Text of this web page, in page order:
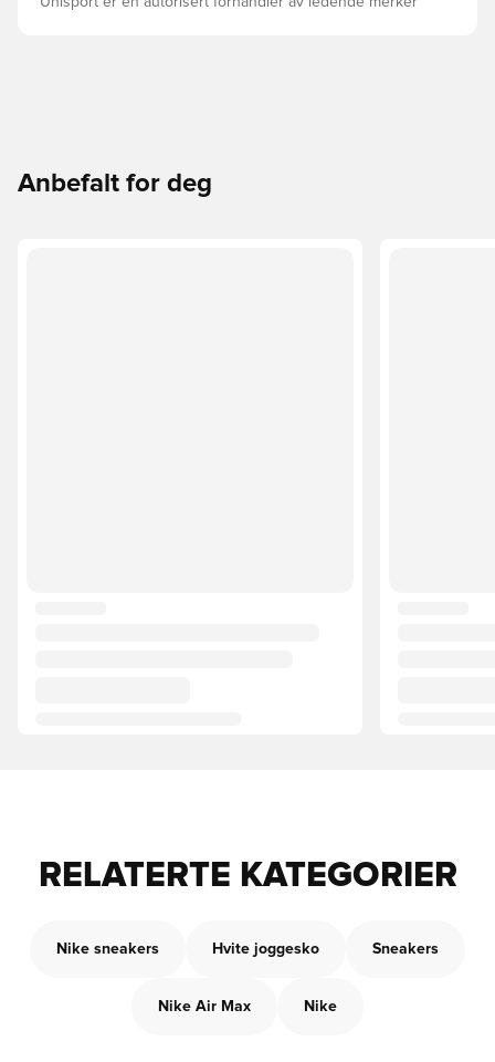
Anbefalt for deg
RELATERTE KATEGORIER
Nike sneakers Hvite joggesko Sneakers
Nike Air Max Nike